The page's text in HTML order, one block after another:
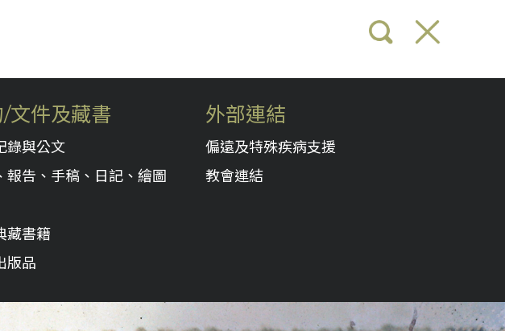
文件及藏書
錄與公文
報告、手稿、日記、繪圖
藏書籍
版品
外部連結
偏遠及特殊疾病支援
教會連結